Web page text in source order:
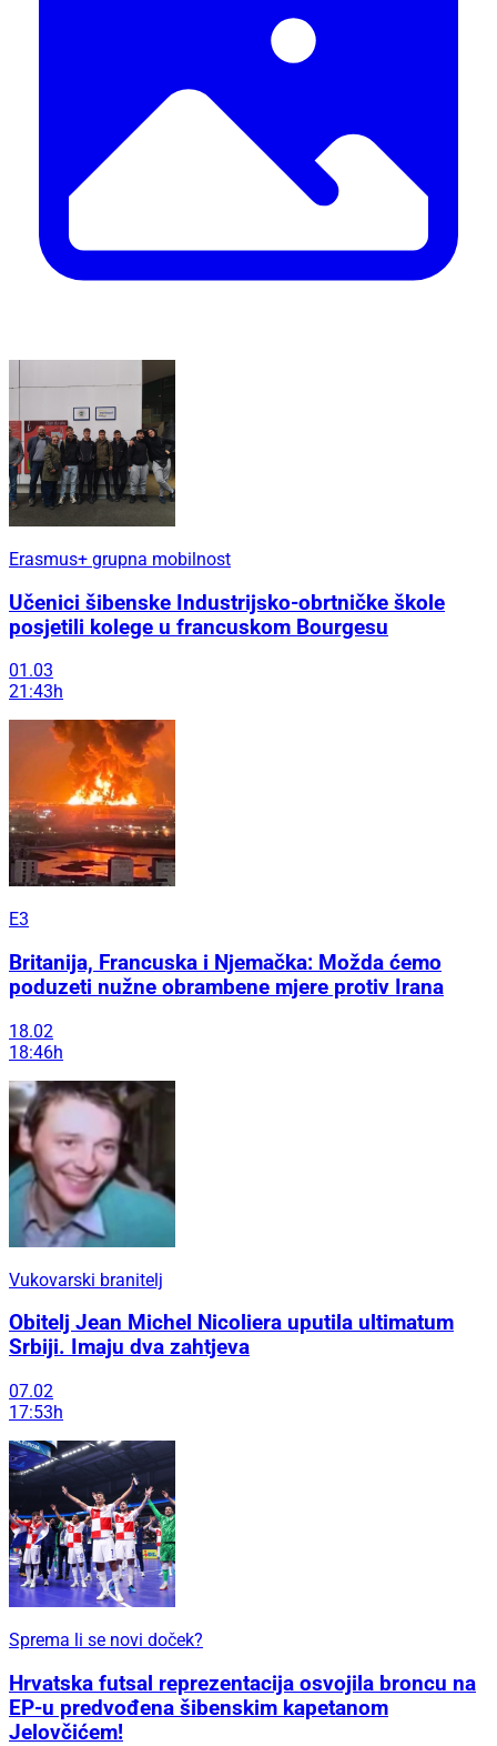
Erasmus+ grupna mobilnost
Učenici šibenske Industrijsko-obrtničke škole
posjetili kolege u francuskom Bourgesu
01.03
21:43h
E3
Britanija, Francuska i Njemačka: Možda ćemo
poduzeti nužne obrambene mjere protiv Irana
18.02
18:46h
Vukovarski branitelj
Obitelj Jean Michel Nicoliera uputila ultimatum
Srbiji. Imaju dva zahtjeva
07.02
17:53h
Sprema li se novi doček?
Hrvatska futsal reprezentacija osvojila broncu na
EP-u predvođena šibenskim kapetanom
Jelovčićem!